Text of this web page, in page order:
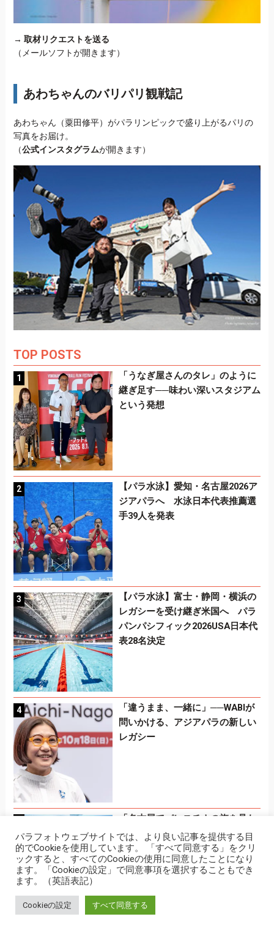
→ 取材リクエストを送る
（メールソフトが開きます）
あわちゃんのバリパリ観戦記
あわちゃん（粟田修平）がパラリンピックで盛り上がるパリの
写真をお届け。
（公式インスタグラムが開きます）
TOP POSTS
「うなぎ屋さんのタレ」のように
継ぎ足す──味わい深いスタジアム
という発想
【パラ水泳】愛知・名古屋2026ア
ジアパラへ 水泳日本代表推薦選
手39人を発表
【パラ水泳】富士・静岡・横浜の
レガシーを受け継ぎ米国へ パラ
パンパシフィック2026USA日本代
表28名決定
「違うまま、一緒に」──WABIが
問いかける、アジアパラの新しい
レガシー
「名古屋でパレスチナの旗を見た
い」―紛争下のアスリートを支え
るSFT-NSSU HOPEプロジェクト
の挑戦
パラフォトウェブサイトでは、より良い記事を提供する目
的でCookieを使用しています。 「すべて同意する」をクリ
ックすると、すべてのCookieの使用に同意したことになり
ます。「Cookieの設定」で同意事項を選択することもでき
ます。（英語表記）
Cookieの設定 すべて同意する